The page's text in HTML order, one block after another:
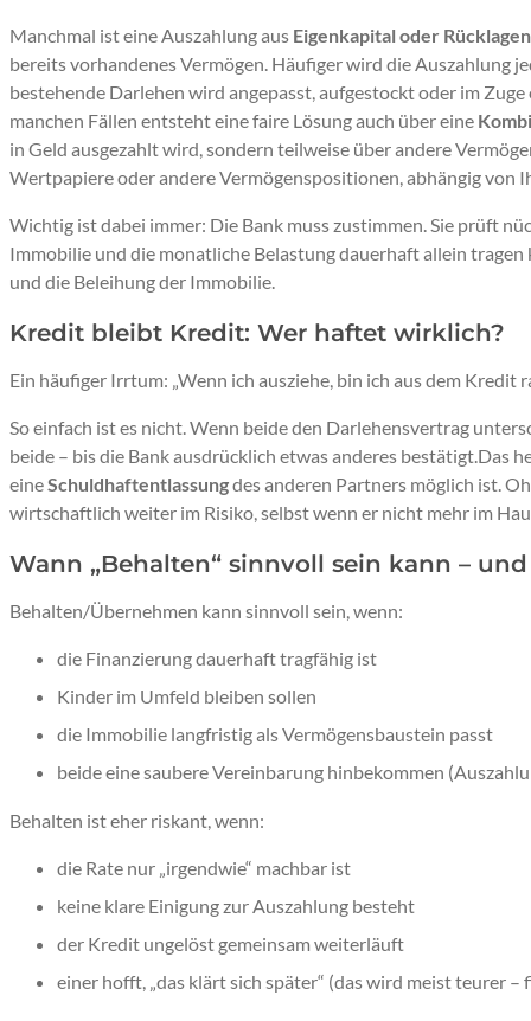
Manchmal ist eine Auszahlung aus Eigenkapital oder Rücklagen
bereits vorhandenes Vermögen. Häufiger wird die Auszahlung
bestehende Darlehen wird angepasst, aufgestockt oder im
manchen Fällen entsteht eine faire Lösung auch über eine
in Geld ausgezahlt wird, sondern teilweise über andere
Wertpapiere oder andere Vermögenspositionen, abhängig von
Wichtig ist dabei immer: Die Bank muss zustimmen. Sie prüft
Immobilie und die monatliche Belastung dauerhaft allein tragen
und die Beleihung der Immobilie.
Kredit bleibt Kredit: Wer haftet wirklich?
Ein häufiger Irrtum: „Wenn ich ausziehe, bin ich aus dem Kredit
So einfach ist es nicht. Wenn beide den Darlehensvertrag
beide – bis die Bank ausdrücklich etwas anderes bestätigt.Das
eineSchuldhaftentlassungdes anderen Partners möglich ist.
wirtschaftlich weiter im Risiko, selbst wenn er nicht mehr im
Wann „Behalten“ sinnvoll sein kann –
Behalten/Übernehmen kann sinnvoll sein, wenn:
die Finanzierung dauerhaft tragfähig ist
Kinder im Umfeld bleiben sollen
die Immobilie langfristig als Vermögensbaustein passt
beide eine saubere Vereinbarung hinbekommen
Behalten ist eher riskant, wenn:
die Rate nur „irgendwie“ machbar ist
keine klare Einigung zur Auszahlung besteht
der Kredit ungelöst gemeinsam weiterläuft
einer hofft, „das klärt sich später“ (das wird meist teurer